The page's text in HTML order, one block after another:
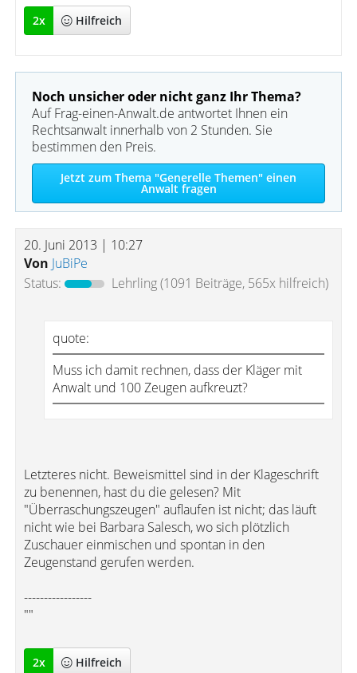
2x Hilfreich
Noch unsicher oder nicht ganz Ihr Thema?
Auf Frag-einen-Anwalt.de antwortet Ihnen ein
Rechtsanwalt innerhalb von 2 Stunden. Sie
bestimmen den Preis.
Jetzt zum Thema "Generelle Themen" einen
Anwalt fragen
20. Juni 2013 | 10:27
Von JuBiPe
Status:
Lehrling(1091 Beiträge, 565x hilfreich)
quote:
Muss ich damit rechnen, dass der Kläger mit
Anwalt und 100 Zeugen aufkreuzt?
Letzteres nicht. Beweismittel sind in der Klageschrift
zu benennen, hast du die gelesen? Mit
"Überraschungszeugen" auflaufen ist nicht; das läuft
nicht wie bei Barbara Salesch, wo sich plötzlich
Zuschauer einmischen und spontan in den
Zeugenstand gerufen werden.
-----------------
""
2x Hilfreich